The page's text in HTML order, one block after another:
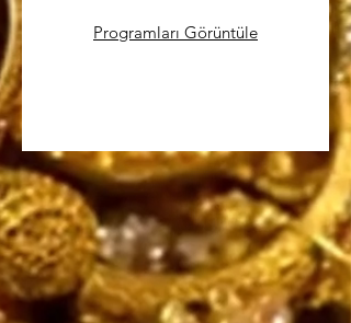
Programları Görüntüle